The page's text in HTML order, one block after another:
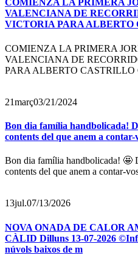
COMIENZA LA PRIMERA
VALENCIANA DE
VICTORIA PARA ALBERTO
COMIENZA LA PRIMERA
VALENCIANA DE
PARA ALBERTO CASTRILLO
21març03/21/2024
Bon dia família handbolicada!
contents del que anem a contar-
Bon dia família handbolicada! 🤩
contents del que anem a contar-
13jul.07/13/2026
NOVA ONADA DE CALOR
CÀLID Dilluns 13-07-2026
núvols baixos de m